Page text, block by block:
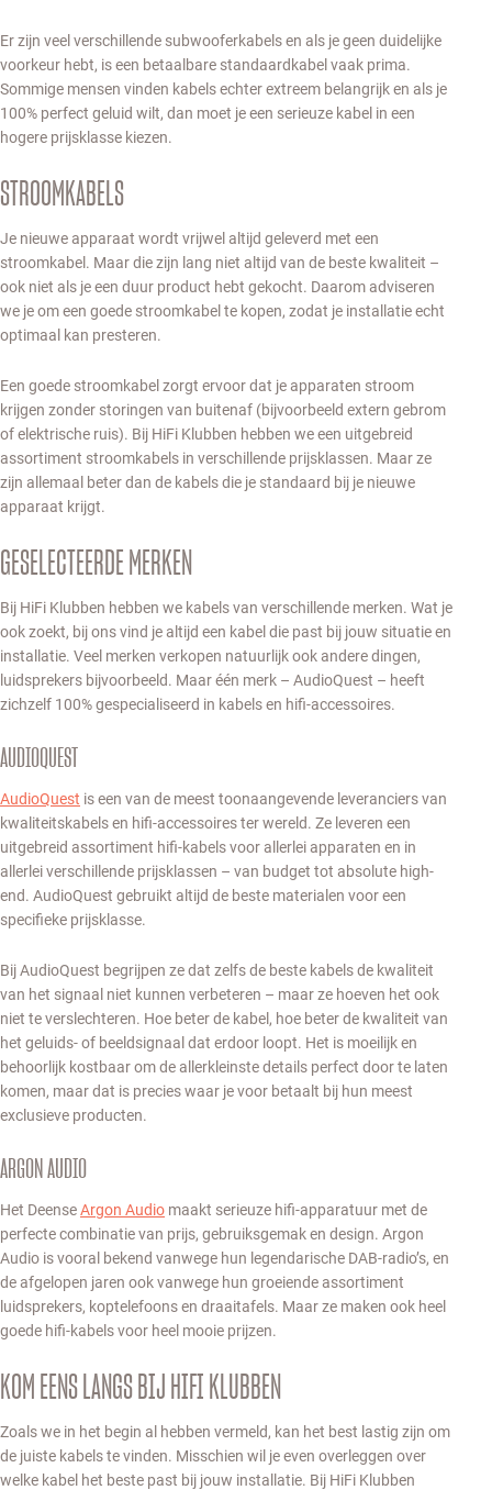
Er zijn veel verschillende subwooferkabels en als je geen duidelijke
voorkeur hebt, is een betaalbare standaardkabel vaak prima.
Sommige mensen vinden kabels echter extreem belangrijk en als je
100% perfect geluid wilt, dan moet je een serieuze kabel in een
hogere prijsklasse kiezen.
STROOMKABELS
Je nieuwe apparaat wordt vrijwel altijd geleverd met een
stroomkabel. Maar die zijn lang niet altijd van de beste kwaliteit –
ook niet als je een duur product hebt gekocht. Daarom adviseren
we je om een goede stroomkabel te kopen, zodat je installatie echt
optimaal kan presteren.
Een goede stroomkabel zorgt ervoor dat je apparaten stroom
krijgen zonder storingen van buitenaf (bijvoorbeeld extern gebrom
of elektrische ruis). Bij HiFi Klubben hebben we een uitgebreid
assortiment stroomkabels in verschillende prijsklassen. Maar ze
zijn allemaal beter dan de kabels die je standaard bij je nieuwe
apparaat krijgt.
GESELECTEERDE MERKEN
Bij HiFi Klubben hebben we kabels van verschillende merken. Wat je
ook zoekt, bij ons vind je altijd een kabel die past bij jouw situatie en
installatie. Veel merken verkopen natuurlijk ook andere dingen,
luidsprekers bijvoorbeeld. Maar één merk – AudioQuest – heeft
zichzelf 100% gespecialiseerd in kabels en hifi-accessoires.
AUDIOQUEST
AudioQuest is een van de meest toonaangevende leveranciers van
kwaliteitskabels en hifi-accessoires ter wereld. Ze leveren een
uitgebreid assortiment hifi-kabels voor allerlei apparaten en in
allerlei verschillende prijsklassen – van budget tot absolute high-
end. AudioQuest gebruikt altijd de beste materialen voor een
specifieke prijsklasse.
Bij AudioQuest begrijpen ze dat zelfs de beste kabels de kwaliteit
van het signaal niet kunnen verbeteren – maar ze hoeven het ook
niet te verslechteren. Hoe beter de kabel, hoe beter de kwaliteit van
het geluids- of beeldsignaal dat erdoor loopt. Het is moeilijk en
behoorlijk kostbaar om de allerkleinste details perfect door te laten
komen, maar dat is precies waar je voor betaalt bij hun meest
exclusieve producten.
ARGON AUDIO
Het DeenseArgon Audio maakt serieuze hifi-apparatuur met de
perfecte combinatie van prijs, gebruiksgemak en design. Argon
Audio is vooral bekend vanwege hun legendarische DAB-radio’s, en
de afgelopen jaren ook vanwege hun groeiende assortiment
luidsprekers, koptelefoons en draaitafels. Maar ze maken ook heel
goede hifi-kabels voor heel mooie prijzen.
KOM EENS LANGS BIJ HIFI KLUBBEN
Zoals we in het begin al hebben vermeld, kan het best lastig zijn om
de juiste kabels te vinden. Misschien wil je even overleggen over
welke kabel het beste past bij jouw installatie. Bij HiFi Klubben